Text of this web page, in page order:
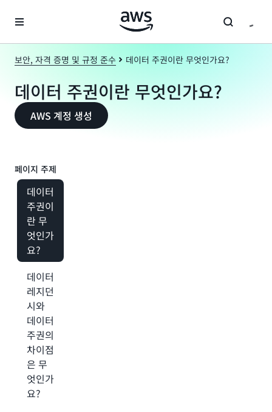
보안, 자격 증명 및 규정 준수 데이터 주권이란 무엇인가요?
데이터 주권이란 무엇인가요?
AWS 계정 생성
페이지 주제
데이터
주권이
란 무
엇인가
요?
데이터
레지던
시와
데이터
주권의
차이점
은 무
엇인가
요?